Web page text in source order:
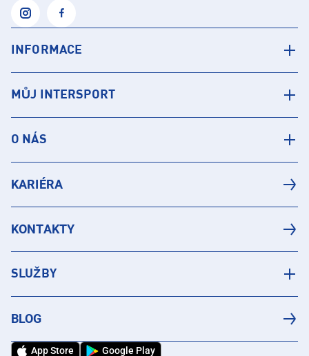
INFORMACE
MŮJ INTERSPORT
O NÁS
KARIÉRA
KONTAKTY
SLUŽBY
BLOG
App Store Google Play